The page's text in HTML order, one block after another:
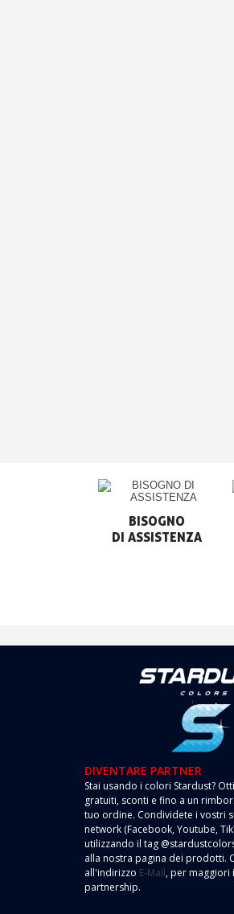
BISOGNO
DIVENTARE PARTNER
Stai usando i colori Stardust?
gratuiti, sconti e fino a un
tuo ordine. Condividete i vostri
network (Facebook, Youtube,
utilizzando il tag
alla nostra pagina dei prodotti.
all'indirizzo E-Mail, per maggiori
partnership.